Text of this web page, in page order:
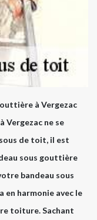
à Vergezac
Vergezac ne se
de toit, il est
sous gouttière
bandeau sous
en harmonie avec le
toiture. Sachant